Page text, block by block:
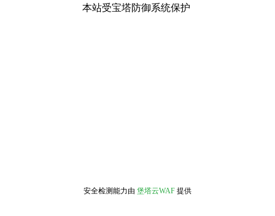
本站受宝塔防御系统保护
安全检测能力由 堡塔云WAF 提供